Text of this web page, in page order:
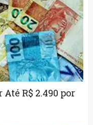
Até R$ 2.490 por